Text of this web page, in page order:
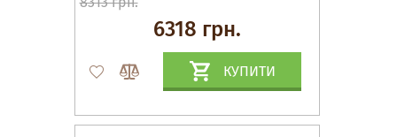
6318 грн.
КУПИТИ